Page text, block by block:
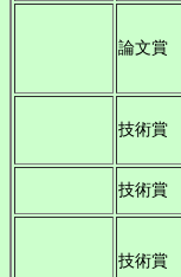
論文賞
技術賞
技術賞
技術賞